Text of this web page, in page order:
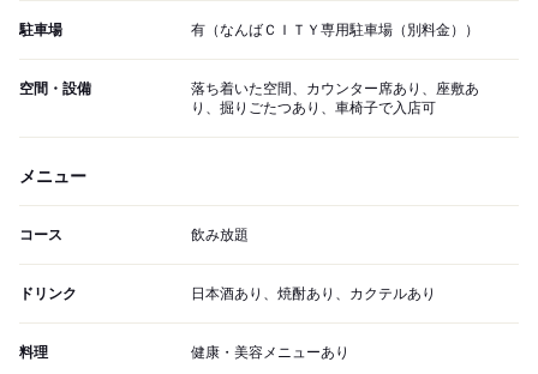
駐車場 有（なんばＣＩＴＹ専用駐車場（別料金））
空間・設備
落ち着いた空間、カウンター席あり、座敷あ
り、掘りごたつあり、車椅子で入店可
メニュー
コース 飲み放題
ドリンク 日本酒あり、焼酎あり、カクテルあり
料理 健康・美容メニューあり